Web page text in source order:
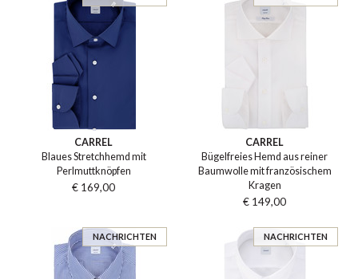
CARREL
Blaues Stretchhemd mit
Perlmuttknöpfen
€ 169,00
CARREL
Bügelfreies Hemd aus reiner
Baumwolle mit französischem
Kragen
€ 149,00
NACHRICHTEN NACHRICHTEN